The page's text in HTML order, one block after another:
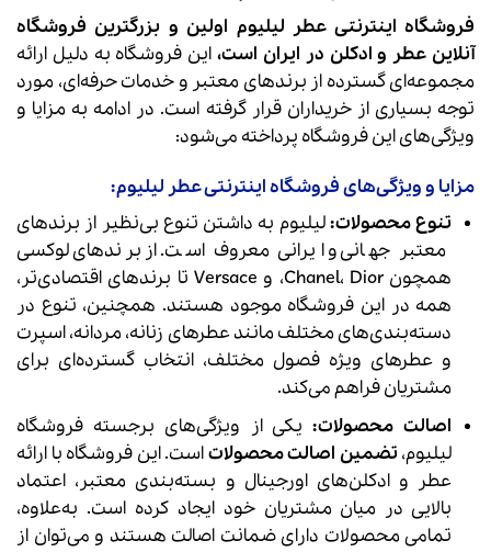
فروشگاه اینترنتی عطر لیلیوم اولین و بزرگترین فروشگاه‌
آنلاین عطر و ادکلن در ایران است،این فروشگاه به دلیل ارائه
مجموعه‌ای گسترده از برندهای معتبر و خدمات حرفه‌ای، مورد
توجه بسیاری از خریداران قرار گرفته است. در ادامه به مزایا و
ویژگی‌های این فروشگاه پرداخته می‌شود:
مزایا و ویژگی‌های فروشگاه اینترنتی عطر لیلیوم:
تنوع محصولات:لیلیوم به داشتن تنوع بی‌نظیر از برندهای
معتبر جهانی و ایرانی معروف است. از برندهای لوکسی
همچون Chanel، Dior، و Versace تا برندهای اقتصادی‌تر،
همه در این فروشگاه موجود هستند. همچنین، تنوع در
دسته‌بندی‌های مختلف مانند عطرهای زنانه، مردانه، اسپرت
و عطرهای ویژه فصول مختلف، انتخاب گسترده‌ای برای
مشتریان فراهم می‌کند.
اصالت محصولات:یکی از ویژگی‌های برجسته فروشگاه
لیلیوم،تضمین اصالت محصولاتاست. این فروشگاه با ارائه
عطر و ادکلن‌های اورجینال و بسته‌بندی معتبر، اعتماد
بالایی در میان مشتریان خود ایجاد کرده است. به‌علاوه،
تمامی محصولات دارای ضمانت اصالت هستند و می‌توان از